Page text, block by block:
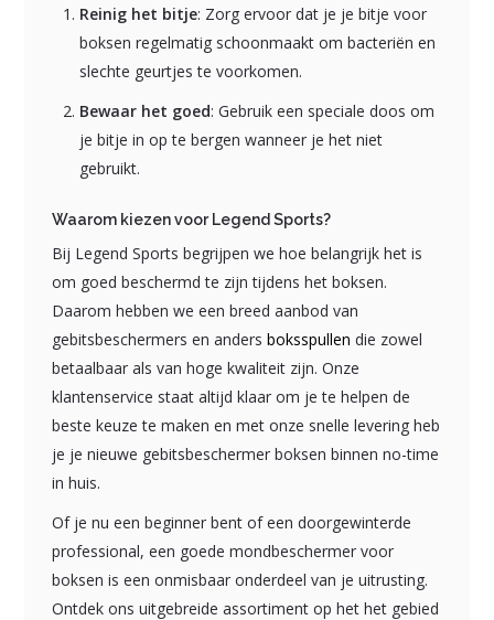
Reinig het bitje: Zorg ervoor dat je je bitje voor
boksen regelmatig schoonmaakt om bacteriën en
slechte geurtjes te voorkomen.
Bewaar het goed: Gebruik een speciale doos om
je bitje in op te bergen wanneer je het niet
gebruikt.
Waarom kiezen voor Legend Sports?
Bij Legend Sports begrijpen we hoe belangrijk het is
om goed beschermd te zijn tijdens het boksen.
Daarom hebben we een breed aanbod van
gebitsbeschermers en andersboksspullen die zowel
betaalbaar als van hoge kwaliteit zijn. Onze
klantenservice staat altijd klaar om je te helpen de
beste keuze te maken en met onze snelle levering heb
je je nieuwe gebitsbeschermer boksen binnen no-time
in huis.
Of je nu een beginner bent of een doorgewinterde
professional, een goede mondbeschermer voor
boksen is een onmisbaar onderdeel van je uitrusting.
Ontdek ons uitgebreide assortiment op het het gebied